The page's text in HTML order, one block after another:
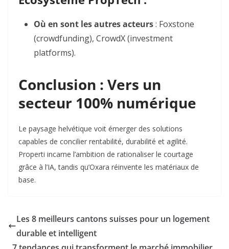
Où en sont les autres acteurs: Foxstone
(crowdfunding), CrowdX (investment
platforms).
Conclusion : Vers un
secteur 100% numérique
Le paysage helvétique voit émerger des solutions
capables de concilier rentabilité, durabilité et agilité.
Properti incarne l’ambition de rationaliser le courtage
grâce à l’IA, tandis qu’Oxara réinvente les matériaux de
base.
Les 8 meilleurs cantons suisses pour un logement
durable et intelligent